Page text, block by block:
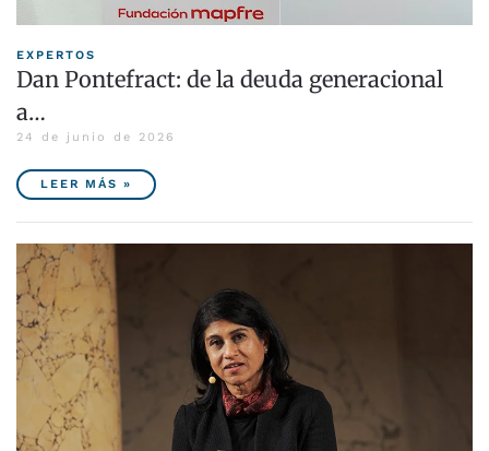
EXPERTOS
Dan Pontefract: de la deuda generacional
a…
24 de junio de 2026
LEER MÁS »